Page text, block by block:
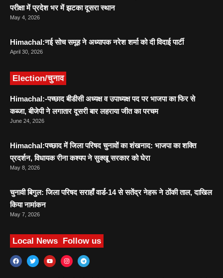
परीक्षा में प्रदेश भर में झटका दूसरा स्थान
May 4, 2026
Himachal:नई सोच समूह ने अध्यापक नरेश शर्मा को दी विदाई पार्टी
April 30, 2026
Election/चुनाव
Himachal:-पच्छाद बीडीसी अध्यक्ष व उपाध्यक्ष पद पर भाजपा का फिर से
कब्जा, बीजेपी ने लगातार दूसरी बार लहराया जीत का परचम
June 24, 2026
Himachal:पच्छाद में जिला परिषद चुनावों का शंखनाद: भाजपा का शक्ति
प्रदर्शन, विधायक रीना कश्यप ने सुक्खू सरकार को घेरा
May 8, 2026
चुनावी बिगुल: जिला परिषद सराहाँ वार्ड-14 से सतेंद्र नेहरू ने ठोंकी ताल, दाखिल
किया नामांकन
May 7, 2026
Local News Follow us